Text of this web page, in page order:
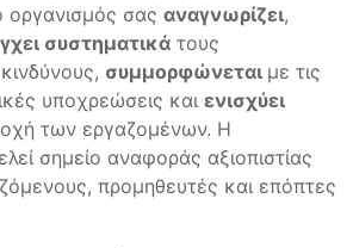
οργανισμός σαςαναγνωρίζει,
συστηματικά τους
συμμορφώνεται με τις
υποχρεώσεις καιενισχύει
των εργαζομένων. Η
σημείο αναφοράς αξιοπιστίας
προμηθευτές και επόπτες